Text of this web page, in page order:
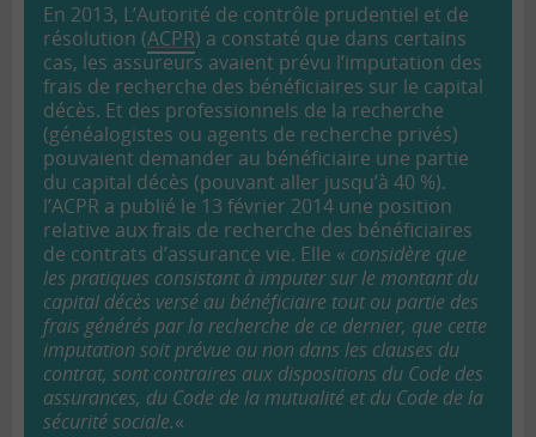
En 2013, L’Autorité de contrôle prudentiel et de
résolution (ACPR) a constaté que dans certains
cas, les assureurs avaient prévu l’imputation des
frais de recherche des bénéficiaires sur le capital
décès. Et des professionnels de la recherche
(généalogistes ou agents de recherche privés)
pouvaient demander au bénéficiaire une partie
du capital décès (pouvant aller jusqu’à 40 %).
l’ACPR a publié le 13 février 2014 une position
relative aux frais de recherche des bénéficiaires
de contrats d’assurance vie. Elle « considère que
les pratiques consistant à imputer sur le montant du
capital décès versé au bénéficiaire tout ou partie des
frais générés par la recherche de ce dernier, que cette
imputation soit prévue ou non dans les clauses du
contrat, sont contraires aux dispositions du Code des
assurances, du Code de la mutualité et du Code de la
sécurité sociale.«